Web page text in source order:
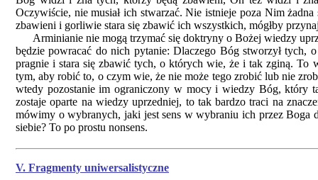
Oczywiście, nie musiał ich stwarzać. Nie istnieje poza Nim
zbawieni i gorliwie stara się zbawić ich wszystkich, mógłby
Arminianie nie mogą trzymać się doktryny o Bożej wiedzy
będzie powracać do nich pytanie: Dlaczego Bóg stworzył tych,
pragnie i stara się zbawić tych, o których wie, że i tak zginą. To
tym, aby robić to, o czym wie, że nie może tego zrobić lub nie
wtedy pozostanie im ograniczony w mocy i wiedzy Bóg, który
zostaje oparte na wiedzy uprzedniej, to tak bardzo traci na
mówimy o wybranych, jaki jest sens w wybraniu ich przez Boga
siebie? To po prostu nonsens.
V. Fragmenty uniwersalistyczne